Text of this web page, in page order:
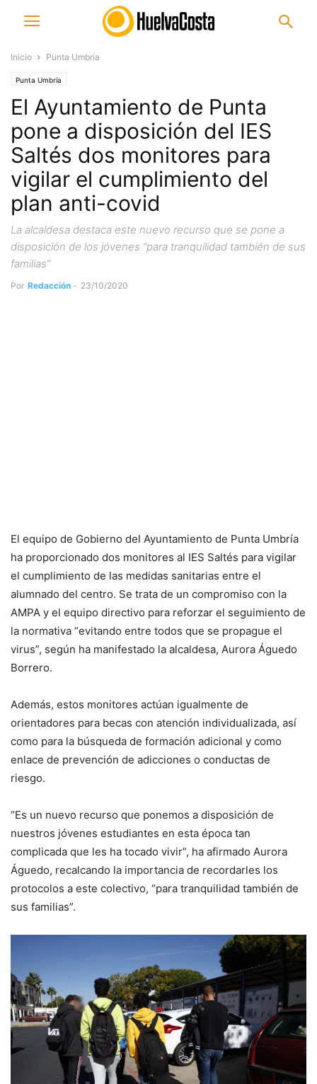
Inicio Punta Umbría
Punta Umbría
El Ayuntamiento de Punta
pone a disposición del IES
Saltés dos monitores para
vigilar el cumplimiento del
plan anti-covid
La alcaldesa destaca este nuevo recurso que se pone a
disposición de los jóvenes “para tranquilidad también de sus
familias”
Por Redacción - 23/10/2020
El equipo de Gobierno del Ayuntamiento de Punta Umbría
ha proporcionado dos monitores al IES Saltés para vigilar
el cumplimiento de las medidas sanitarias entre el
alumnado del centro. Se trata de un compromiso con la
AMPA y el equipo directivo para reforzar el seguimiento de
la normativa “evitando entre todos que se propague el
virus”, según ha manifestado la alcaldesa, Aurora Águedo
Borrero.
Además, estos monitores actúan igualmente de
orientadores para becas con atención individualizada, así
como para la búsqueda de formación adicional y como
enlace de prevención de adicciones o conductas de
riesgo.
“Es un nuevo recurso que ponemos a disposición de
nuestros jóvenes estudiantes en esta época tan
complicada que les ha tocado vivir”, ha afirmado Aurora
Águedo, recalcando la importancia de recordarles los
protocolos a este colectivo, “para tranquilidad también de
sus familias”.